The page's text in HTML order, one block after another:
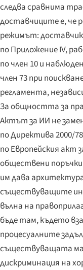
следва сравнима
доставчиците е, че
режимът:
по Приложение IV,
по член 10 и
член 73 при
регламента,
За общността за
Актът за ИИ не
по Директива 2000/
по Европейския акт
обществени
им дава
съществуващите
вълна на
бъде там, където
процесуалните
съществуващата
дискриминация на